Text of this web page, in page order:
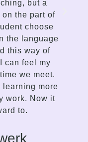
but a
the part of
choose
the language
this way of
can feel my
we meet.
learning more
work. Now it
to.